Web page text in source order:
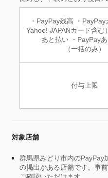
・PayPay残高 ・PayPay
Yahoo! JAPANカード含む
あと払い ・PayPay
（一括のみ）
付与上限
対象店舗
群馬県みどり市内のPayPay
の掲出がある店舗です。事